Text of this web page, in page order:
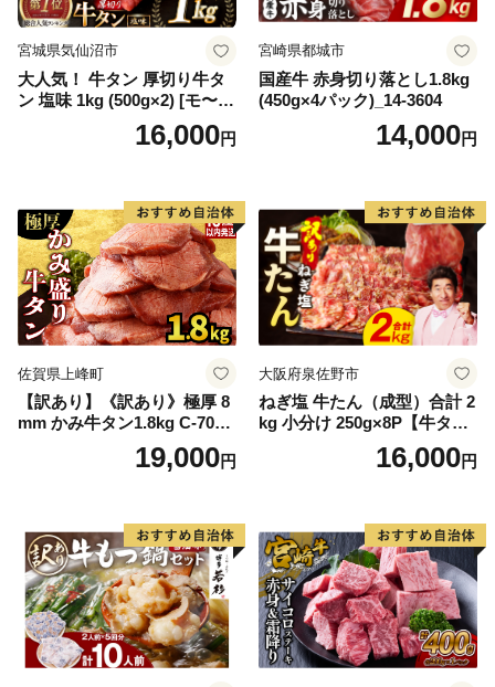
宮城県気仙沼市
大人気！ 牛タン 厚切り牛タ
ン 塩味 1kg (500g×2) [モ〜ラ
ンド 宮城県 気仙沼市 205646
60] 肉 牛肉 精肉 牛たん 牛タ
厚切り タン
16,000円
宮崎県都城市
国産牛 赤身切り落とし1.8kg
(450g×4パック)_14-3604
14,000円
佐賀県上峰町
【訳あり】《訳あり》極厚 8
mm かみ牛タン1.8kg C-709-
19,000円
大阪府泉佐野市
ねぎ塩 牛たん（成型）合計 2
kg 小分け 250g×8P【牛タン
牛肉 焼肉用 薄切り 訳あり サ
16,000円